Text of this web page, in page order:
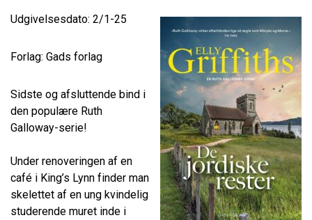
Udgivelsesdato: 2/1-25
Forlag: Gads forlag
Sidste og afsluttende bind i
den populære Ruth
Galloway-serie!
Under renoveringen af en
café i King’s Lynn finder man
skelettet af en ung kvindelig
studerende muret inde i